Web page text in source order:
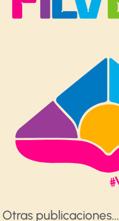
Otras publicaciones​...